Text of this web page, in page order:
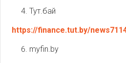
Тут.бай
https://finance.tut.by/
myfin.by